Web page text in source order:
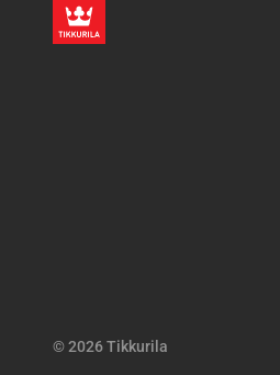
© 2026 Tikkurila